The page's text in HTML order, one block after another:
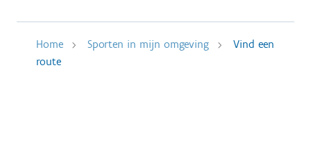
Home Sporten in mijn omgeving
Vind een
route